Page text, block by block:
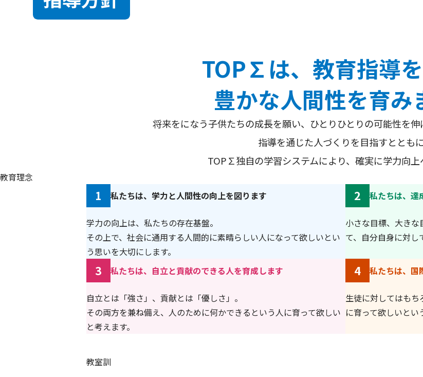
TOP∑は、教育指導
豊かな人間性を育み
将来をになう子供たちの成長を願い、ひとりひとりの可能性を伸
指導を通じた人づくりを目指すとともに
TOP∑独自の学習システムにより、確実に学力向上
教育理念
1 私たちは、学力と人間性の向上を図ります
学力の向上は、私たちの存在基盤。
その上で、社会に通用する人間的に素晴らしい人になって欲しいとい
う思いを大切にします。
2 私たちは、達
小さな目標、大きな
て、自分自身に対し
3 私たちは、自立と貢献のできる人を育成します
自立とは「強さ」、貢献とは「優しさ」。
その両方を兼ね備え、人のために何かできるという人に育って欲しい
と考えます。
4 私たちは、国
生徒に対してはも
に育って欲しいとい
教室訓